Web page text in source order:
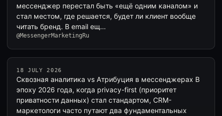
мессенджер перестал быть «ещё одним каналом» и
стал местом, где решается, будет ли клиент вообще
читать бренд. В email ещ…
@MessengerMarketingRu
18 JULY 2026
Сквозная аналитика vs Атрибуция в мессенджерах В
эпоху 2026 года, когда privacy-first (приоритет
приватности данных) стал стандартом, CRM-
маркетологи часто путают два фундаментальных